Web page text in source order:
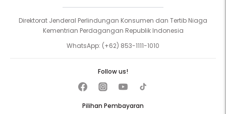
Direktorat Jenderal Perlindungan Konsumen dan Tertib Niaga
Kementrian Perdagangan Republik Indonesia
WhatsApp: (+62) 853-1111-1010
Pilihan Pembayaran
Follow us!